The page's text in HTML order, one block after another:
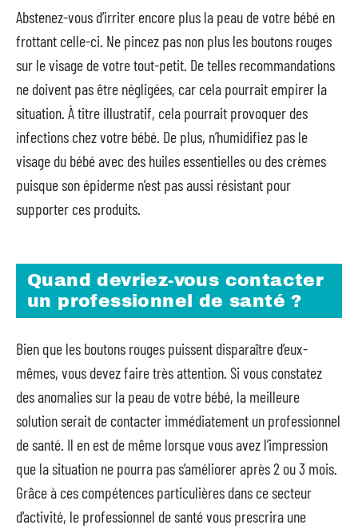
Abstenez-vous d’irriter encore plus la peau de votre bébé en
frottant celle-ci. Ne pincez pas non plus les boutons rouges
sur le visage de votre tout-petit. De telles recommandations
ne doivent pas être négligées, car cela pourrait empirer la
situation. À titre illustratif, cela pourrait provoquer des
infections chez votre bébé. De plus, n’humidifiez pas le
visage du bébé avec des huiles essentielles ou des crèmes
puisque son épiderme n’est pas aussi résistant pour
supporter ces produits.
Quand devriez-vous contacter
un professionnel de santé ?
Bien que les boutons rouges puissent disparaître d’eux-
mêmes, vous devez faire très attention. Si vous constatez
des anomalies sur la peau de votre bébé, la meilleure
solution serait de contacter immédiatement un professionnel
de santé. Il en est de même lorsque vous avez l’impression
que la situation ne pourra pas s’améliorer après 2 ou 3 mois.
Grâce à ces compétences particulières dans ce secteur
d’activité, le professionnel de santé vous prescrira une